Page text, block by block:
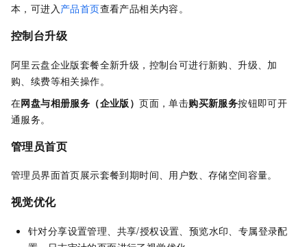
本，可进入 产品首页查看产品相关内容。
控制台升级
阿里云盘企业版套餐全新升级，控制台可进行新购、升级、加
购、续费等相关操作。
在网盘与相册服务（企业版）页面，单击购买新服务按钮即可开
通服务。
管理员首页
管理员界面首页展示套餐到期时间、用户数、存储空间容量。
视觉优化
针对分享设置管理、共享/授权设置、预览水印、专属登录配